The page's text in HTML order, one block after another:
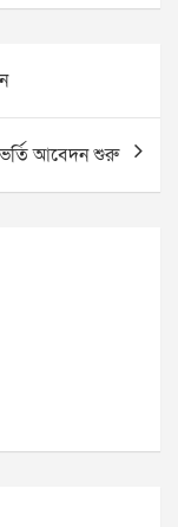
আবেদন শুরু